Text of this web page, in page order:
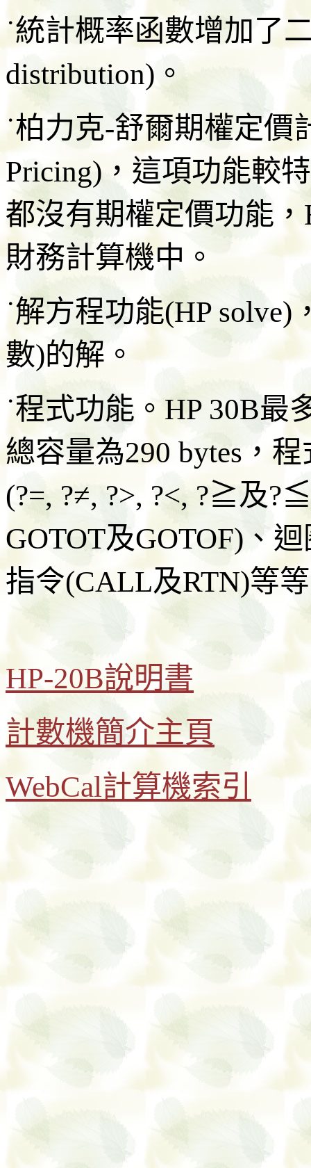
˙統計概率函數增加了
distribution)。
˙柏力克-舒爾期權定價
Pricing)，這項功能較
都沒有期權定價功能
財務計算機中。
˙解方程功能(HP
數)的解。
˙程式功能。HP 30B
總容量為290 bytes，
(?=, ?≠, ?>, ?<, ?≧及
GOTOT及GOTOF)、
指令(CALL及RTN)等
HP-20B說明書
計數機簡介主頁
WebCal計算機索引